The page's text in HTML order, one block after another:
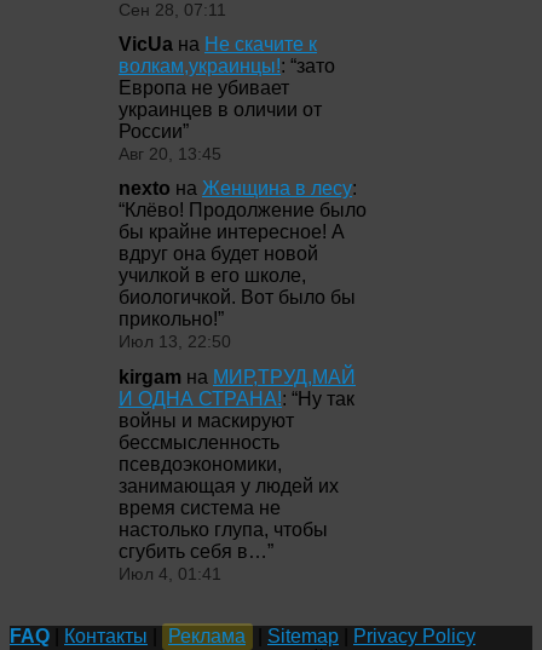
Сен 28, 07:11
VicUa на Не скачите к
волкам,украинцы!: “зато
Европа не убивает
украинцев в оличии от
России”
Авг 20, 13:45
nexto на Женщина в лесу:
“Клёво! Продолжение было
бы крайне интересное! А
вдруг она будет новой
училкой в его школе,
биологичкой. Вот было бы
прикольно!”
Июл 13, 22:50
kirgam на МИР,ТРУД,МАЙ
И ОДНА СТРАНА!: “Ну так
войны и маскируют
бессмысленность
псевдоэкономики,
занимающая у людей их
время система не
настолько глупа, чтобы
сгубить себя в…”
Июл 4, 01:41
FAQ Контакты Реклама Sitemap
Privacy Policy